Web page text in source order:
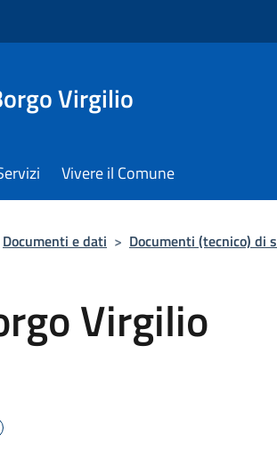
Virgilio
Vivere il Comune
Documenti e dati > Documenti (tecnico) di
Virgilio